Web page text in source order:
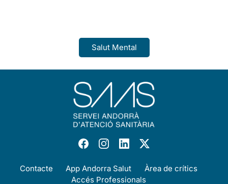
Salut Mental
Contacte App Andorra Salut
Àrea de crítics
Accés Professionals